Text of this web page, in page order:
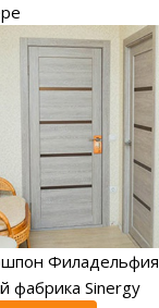
Филадельфия
фабрика Sinergy